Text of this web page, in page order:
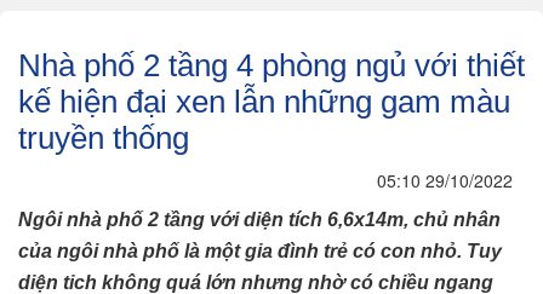
Nhà phố 2 tầng 4 phòng ngủ với thiết
kế hiện đại xen lẫn những gam màu
truyền thống
05:10 29/10/2022
Ngôi nhà phố 2 tầng với diện tích 6,6x14m, chủ nhân
của ngôi nhà phố là một gia đình trẻ có con nhỏ. Tuy
diện tich không quá lớn nhưng nhờ có chiều ngang